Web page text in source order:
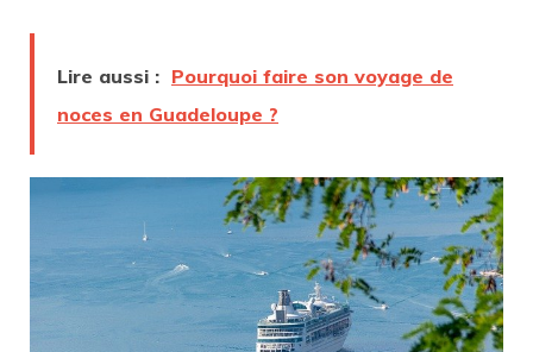
Lire aussi : Pourquoi faire son voyage de
noces en Guadeloupe ?